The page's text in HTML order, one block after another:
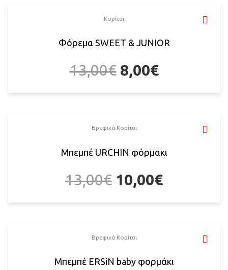
Κορίτσι
Φόρεμα SWEET & JUNIOR
13,00€ 8,00€
Βρεφικά Κορίτσι
Μπεμπέ URCHIN φόρμακι
13,00€ 10,00€
Βρεφικά Κορίτσι
Μπεμπέ ERSiN baby φορμάκι